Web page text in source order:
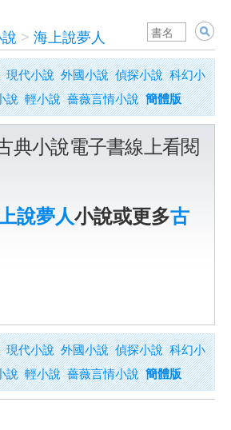
> 海上說夢人
現代小說 外國小說 偵探小說 科幻小
說 輕小說 薔薇言情小說 簡體版
典小說電子書線上看閱
說夢人小說或更多古
現代小說 外國小說 偵探小說 科幻小
說 輕小說 薔薇言情小說 簡體版